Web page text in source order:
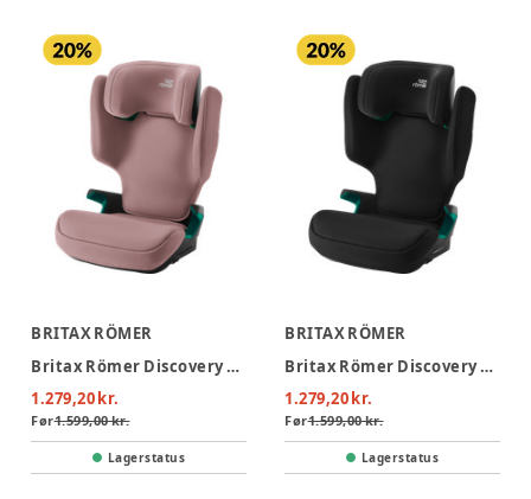
BRITAX RÖMER
Britax Römer Discovery Plus 2 Autostol - Dusty Rose
1.279,20 kr.
Før1.599,00 kr.
Lagerstatus
BRITAX RÖMER
Britax Römer Discovery Plus 2 Autostol - Space Black
1.279,20 kr.
Før1.599,00 kr.
Lagerstatus